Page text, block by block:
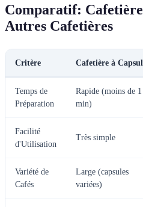
Comparatif:
Autres Cafetières
Critère Cafetière à
Temps de
Préparation
Rapide (moins de 1
min)
Facilité
d'Utilisation
Très simple
Variété de
Cafés
Large (capsules
variées)